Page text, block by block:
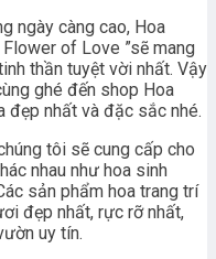
ngày càng cao, Hoa
of Love ”sẽ mang
thần tuyệt vời nhất. Vậy
ghé đến shop Hoa
đẹp nhất và đặc sắc nhé.
tôi sẽ cung cấp cho
nhau như hoa sinh
sản phẩm hoa trang trí
đẹp nhất, rực rỡ nhất,
uy tín.